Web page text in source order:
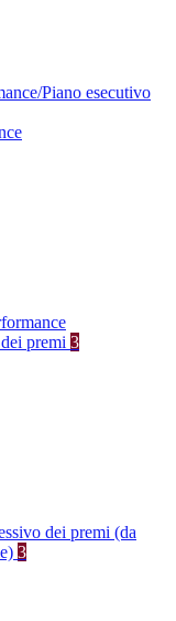
Piano esecutivo
premi 3
dei premi (da
3